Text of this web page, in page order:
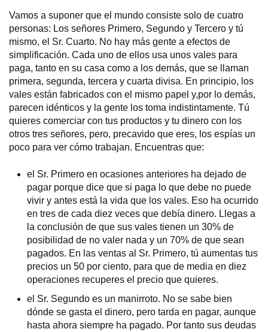
Vamos a suponer que el mundo consiste solo de cuatro
personas: Los señores Primero, Segundo y Tercero y tú
mismo, el Sr. Cuarto. No hay más gente a efectos de
simplificación. Cada uno de ellos usa unos vales para
paga, tanto en su casa como a los demás, que se llaman
primera, segunda, tercera y cuarta divisa. En principio, los
vales están fabricados con el mismo papel y,por lo demás,
parecen idénticos y la gente los toma indistintamente. Tú
quieres comerciar con tus productos y tu dinero con los
otros tres señores, pero, precavido que eres, los espías un
poco para ver cómo trabajan. Encuentras que:
el Sr. Primero en ocasiones anteriores ha dejado de
pagar porque dice que si paga lo que debe no puede
vivir y antes está la vida que los vales. Eso ha ocurrido
en tres de cada diez veces que debía dinero. Llegas a
la conclusión de que sus vales tienen un 30% de
posibilidad de no valer nada y un 70% de que sean
pagados. En las ventas al Sr. Primero, tú aumentas tus
precios un 50 por ciento, para que de media en diez
operaciones recuperes el precio que quieres.
el Sr. Segundo es un manirroto. No se sabe bien
dónde se gasta el dinero, pero tarda en pagar, aunque
hasta ahora siempre ha pagado. Por tanto sus deudas